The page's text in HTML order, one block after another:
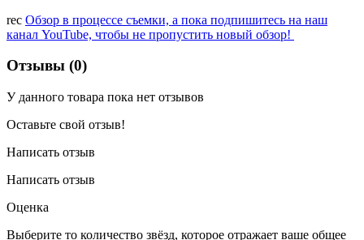
rec Обзор в процессе съемки, а пока подпишитесь на наш
канал YouTube, чтобы не пропустить новый обзор!
Отзывы (0)
У данного товара пока нет отзывов
Оставьте свой отзыв!
Написать отзыв
Написать отзыв
Оценка
Выберите то количество звёзд, которое отражает ваше общее